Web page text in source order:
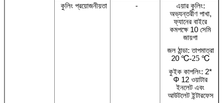
কুলিং প্রয়োজনীয়তা -
এয়ার কুলিং:
অভ্যন্তরীণ পাখা,
ফ্যানের বাইরে
কমপক্ষে 10 সেমি
জায়গা
জল ঠান্ডা: তাপমাত্রা
20 ℃-25 ℃
কুইক কাপলিং: 2*
Φ 12 ওয়াটার
ইনলেট এবং
আউটলেট ইন্টারফেস